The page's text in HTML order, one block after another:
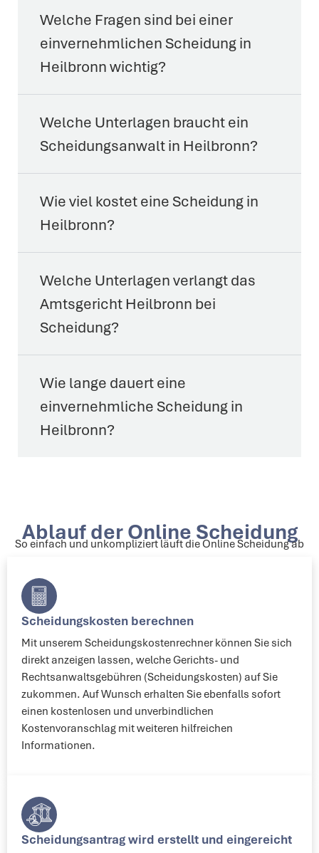
Welche Fragen sind bei einer
einvernehmlichen Scheidung in
Heilbronn wichtig?
Welche Unterlagen braucht ein
Scheidungsanwalt in Heilbronn?
Wie viel kostet eine Scheidung in
Heilbronn?
Welche Unterlagen verlangt das
Amtsgericht Heilbronn bei
Scheidung?
Wie lange dauert eine
einvernehmliche Scheidung in
Heilbronn?
Ablauf der Online Scheidung
So einfach und unkompliziert läuft die Online Scheidung ab
Scheidungskosten berechnen
Mit unserem Scheidungskostenrechner können Sie sich
direkt anzeigen lassen, welche Gerichts- und
Rechtsanwaltsgebühren (Scheidungskosten) auf Sie
zukommen. Auf Wunsch erhalten Sie ebenfalls sofort
einen kostenlosen und unverbindlichen
Kostenvoranschlag mit weiteren hilfreichen
Informationen.
Scheidungsantrag wird erstellt und eingereicht​